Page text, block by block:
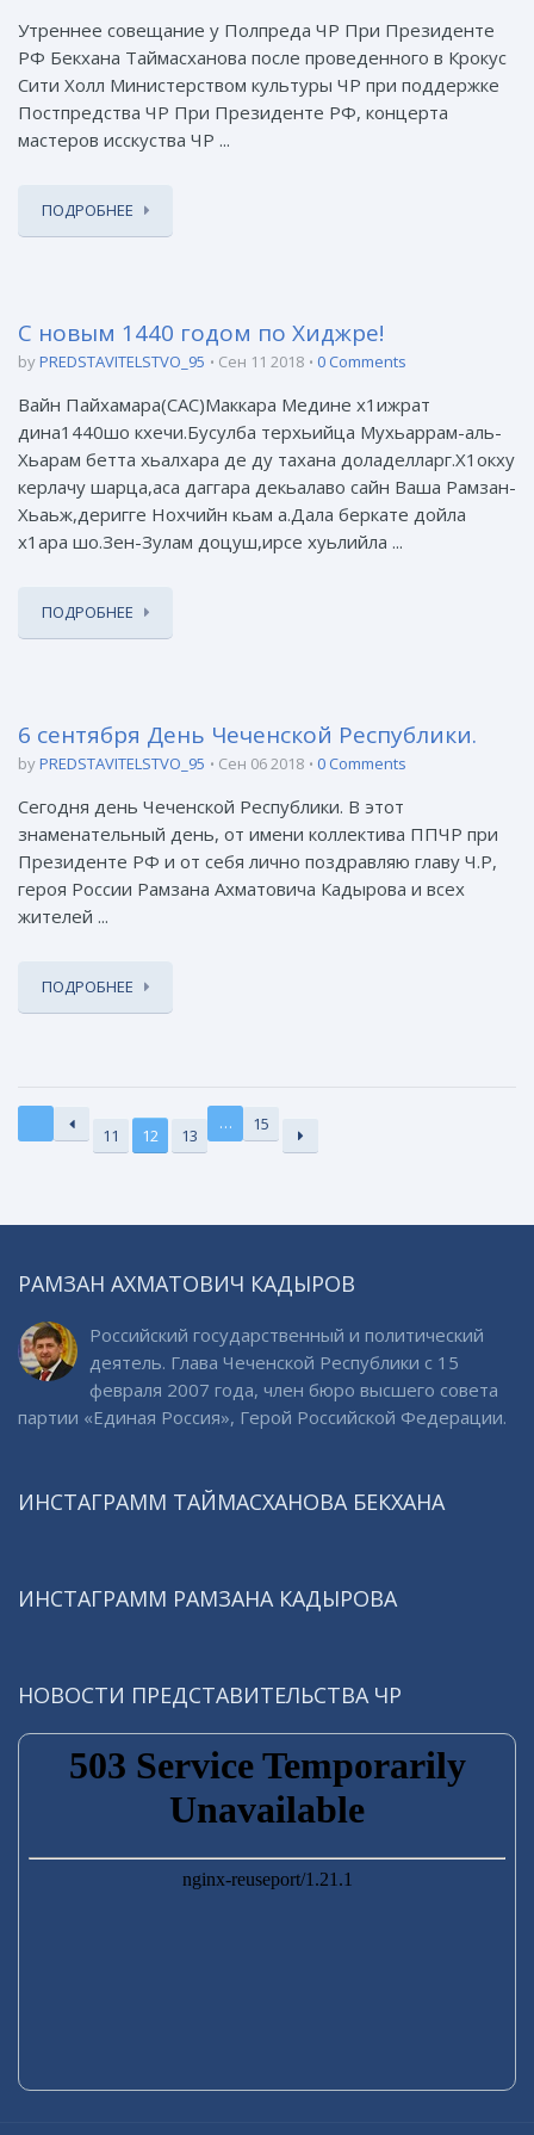
Утреннее совещание у Полпреда ЧР При Президенте
РФ Бекхана Таймасханова после проведенного в Крокус
Сити Холл Министерством культуры ЧР при поддержке
Постпредства ЧР При Президенте РФ, концерта
мастеров исскуства ЧР ...
ПОДРОБНЕЕ
С новым 1440 годом по Хиджре!
byPREDSTAVITELSTVO_95 Сен 11 2018 0 Comments
Вайн Пайхамара(САС)Маккара Медине х1ижрат
дина1440шо кхечи.Бусулба терхьийца Мухьаррам-аль-
Хьарам бетта хьалхара де ду тахана доладелларг.Х1окху
керлачу шарца,аса даггара декьалаво сайн Ваша Рамзан-
Хьаьж,деригге Нохчийн кьам а.Дала беркате дойла
х1ара шо.Зен-Зулам доцуш,ирсе хуьлийла ...
ПОДРОБНЕЕ
6 сентября День Чеченской Республики.
byPREDSTAVITELSTVO_95 Сен 06 2018 0 Comments
Сегодня день Чеченской Республики. В этот
знаменательный день, от имени коллектива ППЧР при
Президенте РФ и от себя лично поздравляю главу Ч.Р,
героя России Рамзана Ахматовича Кадырова и всех
жителей ...
ПОДРОБНЕЕ
11 12 13
… 15
РАМЗАН АХМАТОВИЧ КАДЫРОВ
Российский государственный и политический
деятель. Глава Чеченской Республики с 15
февраля 2007 года, член бюро высшего совета
партии «Единая Россия», Герой Российской Федерации.
ИНСТАГРАММ ТАЙМАСХАНОВА БЕКХАНА
ИНСТАГРАММ РАМЗАНА КАДЫРОВА
НОВОСТИ ПРЕДСТАВИТЕЛЬСТВА ЧР